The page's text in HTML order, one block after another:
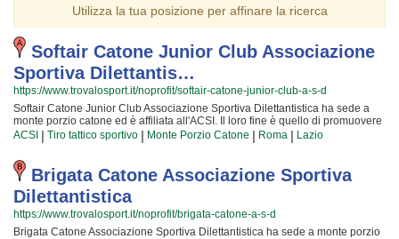
Utilizza la tua posizione per affinare la ricerca
Softair Catone Junior Club Associazione
Sportiva Dilettantis…
https://www.trovalosport.it/noprofit/softair-catone-junior-club-a-s-d
Softair Catone Junior Club Associazione Sportiva Dilettantistica ha sede a
monte porzio catone ed è affiliata all'ACSI. Il loro fine è quello di promuovere
il tiro tattico sportivo organizzando gare sul territorio e corsi per bambini,
ragazzi e adulti. L'attività è incentrata sia sul miglioramento delle capacità
motorie e fisiche degli atleti sia sulla formazione di quelle qualità personali
che si acquisiscono quotidianamente affrontando sfide difficili. Proprio per
questo motivo gli istruttori sono tra i più preparati della zona e sono capaci di
trasmettere quelle qualità in cui Softair Catone Junior Club Associazione
Sportiva Dilettantistica crede fin dalla sua nascita. La passione, i sacrifici e la
continua ricerca della chiave per migliorare e superare i propri limiti
personali rendono il tiro tattico sportivo uno sport unico e da cui si viene
ACSI | Tiro tattico sportivo | Monte Porzio Catone | Roma | Lazio
Brigata Catone Associazione Sportiva
Dilettantistica
https://www.trovalosport.it/noprofit/brigata-catone-a-s-d
Brigata Catone Associazione Sportiva Dilettantistica ha sede a monte porzio